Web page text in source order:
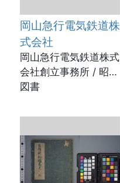
岡山急行電気鉄道株
式会社
岡山急行電気鉄道株式
会社創立事務所 / 昭和
29（1954）
図書